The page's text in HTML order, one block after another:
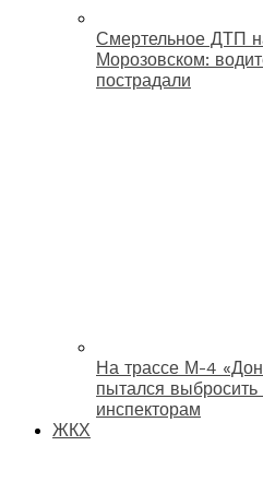
Смертельное ДТП
Морозовском:
пострадали
На трассе М-4
пытался выбросить
инспекторам
ЖКХ